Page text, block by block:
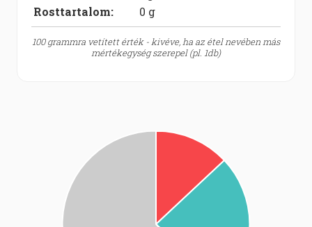
Rosttartalom:
0 g
100 grammra vetített érték - kivéve, ha az étel nevében más
mértékegység szerepel (pl. 1db)